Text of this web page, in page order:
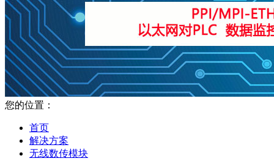
您的位置：
首页
解决方案
无线数传模块